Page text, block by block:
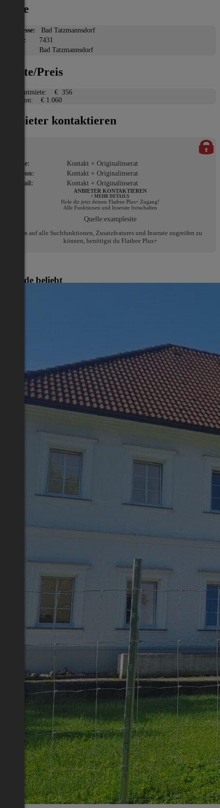
Lage
Adresse:
Bad Tatzmannsdorf
PLZ:
7431
Bad Tatzmannsdorf
Miete/Preis
Gesamtmiete:
€ 356
Kaution:
€ 1.060
Anbieter kontaktieren
Name:
Kontakt + Originalinserat
Telefon:
Kontakt + Originalinserat
E-Mail:
Kontakt + Originalinserat
ANBIETER KONTAKTIEREN
+ MEHR DETAILS
Hole dir jetzt deinen Flatbee Plus+ Zugang!
Alle Funktionen und Inserate freischalten
Quelle:examplesite
Um auf alle Suchfunktionen, Zusatzfeatures und Inserate zugreifen zu
können, benötigst du Flatbee Plus+
Gerade beliebt